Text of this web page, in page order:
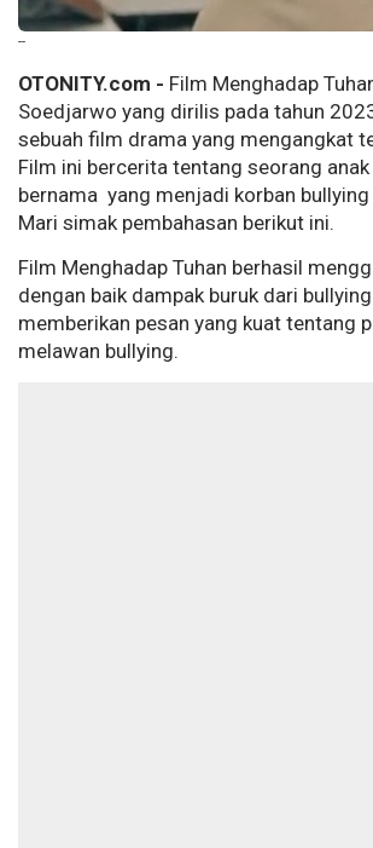
--
OTONITY.com - Film Menghadap
Soedjarwo yang dirilis pada tahun
sebuah film drama yang mengangkat
Film ini bercerita tentang seorang
bernama yang menjadi korban
Mari simak pembahasan berikut ini.
Film Menghadap Tuhan berhasil
dengan baik dampak buruk dari
memberikan pesan yang kuat tentang
melawan bullying.